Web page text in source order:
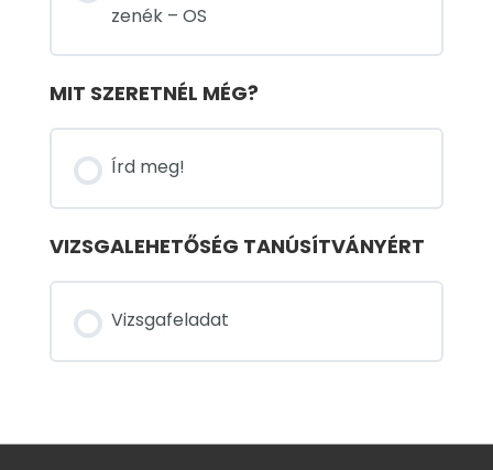
zenék – OS
MIT SZERETNÉL MÉG?
Írd meg!
VIZSGALEHETŐSÉG TANÚSÍTVÁNYÉRT
Vizsgafeladat